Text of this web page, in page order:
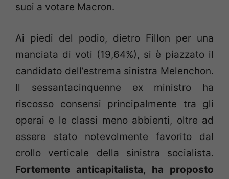
suoi a votare Macron.
Ai piedi del podio, dietro Fillon per una
manciata di voti (19,64%), si è piazzato il
candidato dell’estrema sinistra Melenchon.
Il sessantacinquenne ex ministro ha
riscosso consensi principalmente tra gli
operai e le classi meno abbienti, oltre ad
essere stato notevolmente favorito dal
crollo verticale della sinistra socialista.
Fortemente anticapitalista, ha proposto